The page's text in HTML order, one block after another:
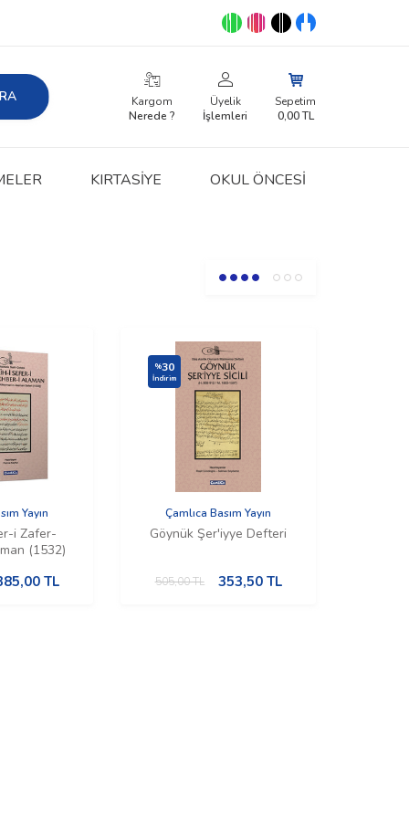
Kargom
Nerede ?
Üyelik
İşlemleri
Sepetim
0,00TL
KIRTASIYE OKUL ÖNCESİ
Yayın
i Zafer-
(1532)
TL
%30
İndirim
Çamlıca Basım Yayın
Göynük Şer'iyye Defteri
505,00TL 353,50TL